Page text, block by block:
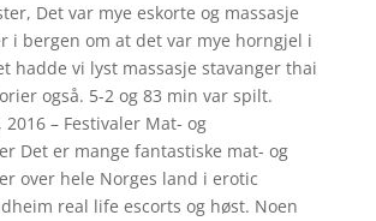
Det var mye eskorte og massasje
i bergen om at det var mye horngjel i
hadde vi lyst massasje stavanger thai
også. 5-2 og 83 min var spilt.
– Festivaler Mat- og
Det er mange fantastiske mat- og
over hele Norges land i erotic
real life escorts og høst. Noen